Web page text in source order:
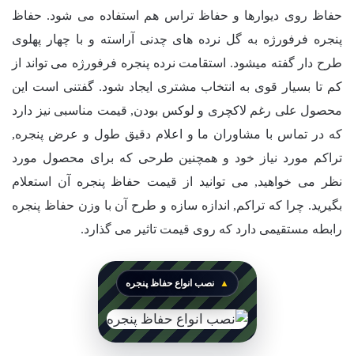
حفاظ روی دیوارها و حفاظ تراس هم استفاده می شود. حفاظ
پنجره فرفورژه به گل نرده های چدنی آراسته و با چهار پهلوی
طرح دار گفته میشود. استقامت نرده پنجره فرفورژه می تواند از
کم تا بسیار قوی به انتخاب مشتری ایجاد شود. گفتنی است این
محصول علی رغم لاکچری و لوکس بودن, قیمت مناسبی نیز دارد
که در تماس با مشاوران ما و اعلام دقیق طول و عرض پنجره,
تراکم مورد نیاز خود و همچنین طرحی که برای محصول مورد
نظر می خواهید, می توانید از قیمت حفاظ پنجره آن استعلام
بگیرید. چرا که تراکم, اندازه سازه و طرح آن با وزن حفاظ پنجره
رابطه مستقیمی دارد که روی قیمت تاثیر می گذارد.
نصب انواع حفاظ پنجره